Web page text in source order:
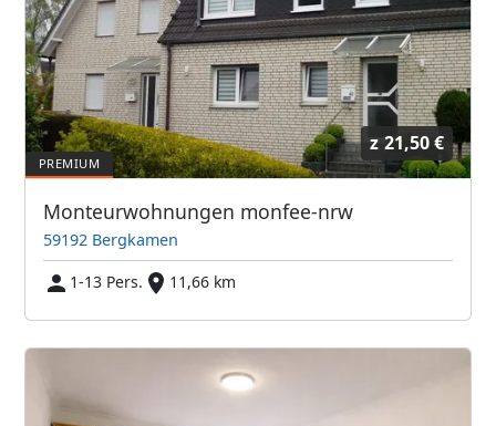
z 21,50 €
Monteurwohnungen monfee-nrw
59192 Bergkamen
1-13 Pers.
11,66 km